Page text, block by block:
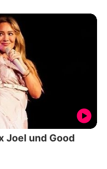
Joel und Good